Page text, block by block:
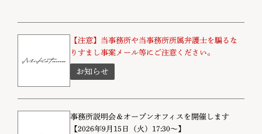
【注意】当事務所や当事務所所属弁護士を騙るな
りすまし事案メール等にご注意ください。
お知らせ
事務所説明会＆オープンオフィスを開催します
【2026年9月15日（火）17:30～】